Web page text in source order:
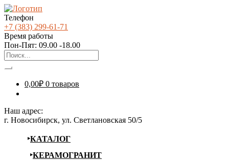
Телефон
+7 (383) 299-61-71
Время работы
Пон-Пят: 09.00 -18.00
0,00₽ 0 товаров
Наш адрес:
г. Новосибирск, ул. Светлановская 50/5
КАТАЛОГ
КЕРАМОГРАНИТ